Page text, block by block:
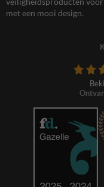
met een mooi design.